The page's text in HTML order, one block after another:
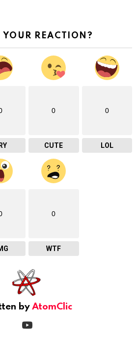
YOUR REACTION?
0
CUTE
0
LOL
0
WTF
by AtomClic